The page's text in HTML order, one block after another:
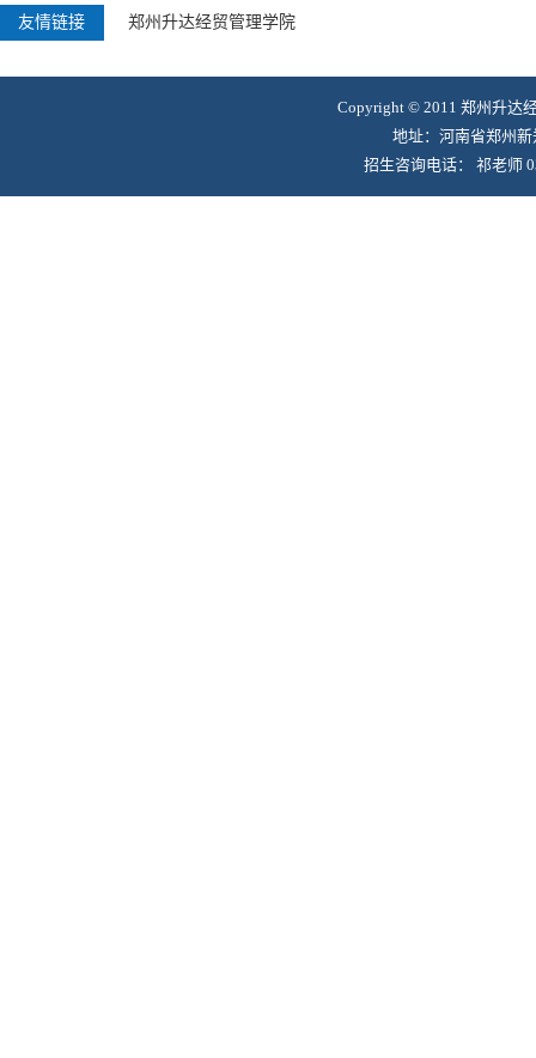
友情链接 郑州升达经贸管理学院
Copyright © 2011 郑州升达
地址：河南省郑州
招生咨询电话： 祁老师